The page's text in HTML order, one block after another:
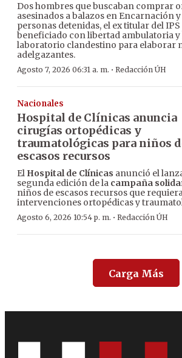
Dos hombres que buscaban comprar
asesinados a balazos en Encarnación
personas detenidas, el ex titular del
beneficiado con libertad ambulatoria
laboratorio clandestino para elaborar
adelgazantes.
Agosto 7, 2026 06:31 a. m. · Redacción ÚH
Nacionales
Hospital de Clínicas anuncia
cirugías ortopédicas y
traumatológicas para niños
escasos recursos
El Hospital de Clínicas anunció el
segunda edición de la campaña
niños de escasos recursos que
intervenciones ortopédicas y
Agosto 6, 2026 10:54 p. m. · Redacción ÚH
Carga Más